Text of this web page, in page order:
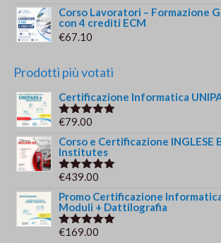
Corso Lavoratori – Formazione
con 4 crediti ECM
€67.10
Prodotti più votati
Certificazione Informatica
Valutato
€79.00
Corso e Certificazione INGLESE
Institutes
Valutato
€439.00
Promo Certificazione Informatica
Moduli + Dattilografia
Valutato
€169.00